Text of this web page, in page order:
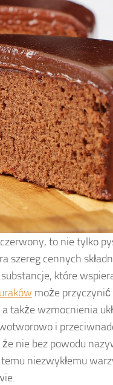
to nie tylko
szereg cennych
które
może
także wzmocnienia
i
nie bez powodu
niezwykłemu